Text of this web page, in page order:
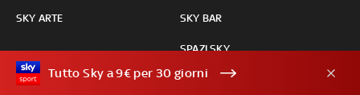
SKY ARTE SKY BAR
SPAZI SKY
PROGRAMMI
Tutto Sky a 9€ per 30 giorni